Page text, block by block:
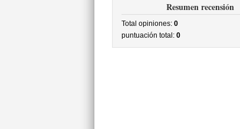
Resumen recensión
Total opiniones: 0
puntuación total: 0